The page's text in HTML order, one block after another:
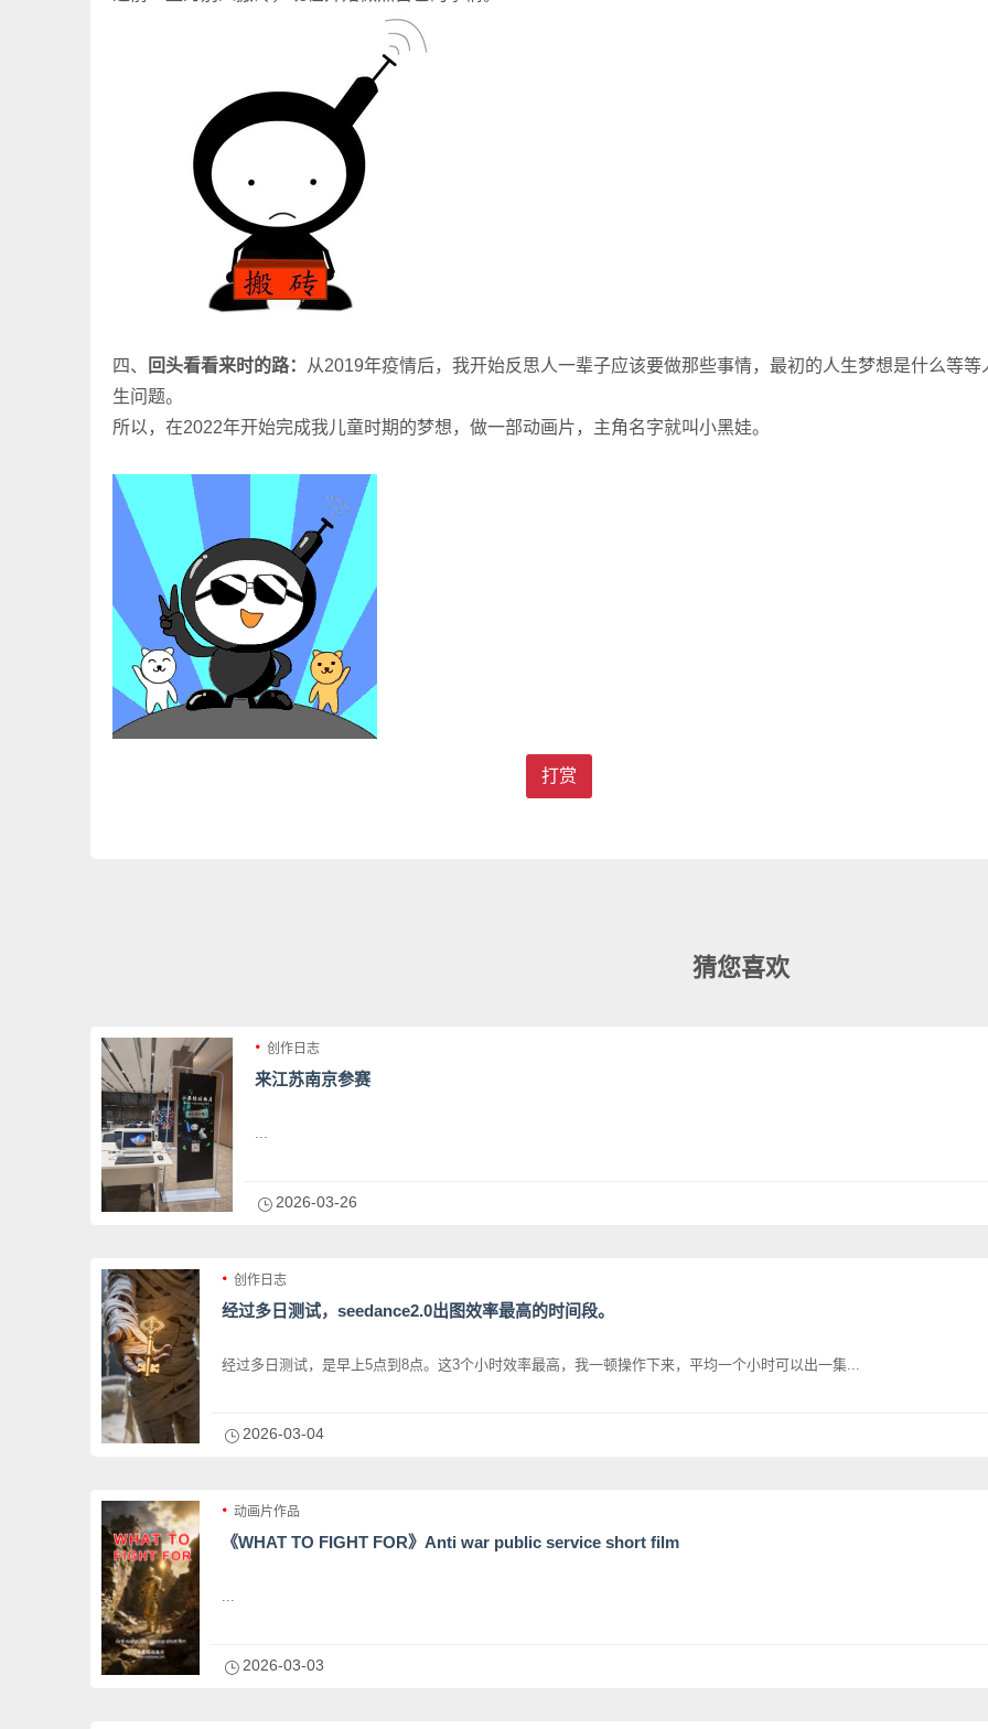
四、 回头看看来时的路：
从2019年疫情后，我开始反思人一辈子应该要做那些事情，最初的人生梦想是什么等等
生问题。
所以，在2022年开始完成我儿童时期的梦想，做一部动画片，主角名字就叫小黑娃。
打赏
猜您喜欢
创作日志
来江苏南京参赛
...
2026-03-26
创作日志
经过多日测试，seedance2.0出图效率最高的时间段。
经过多日测试，是早上5点到8点。这3个小时效率最高，我一顿操作下来，平均一个小时可以出一集...
2026-03-04
动画片作品
《WHAT TO FIGHT FOR》Anti war public service short film
...
2026-03-03